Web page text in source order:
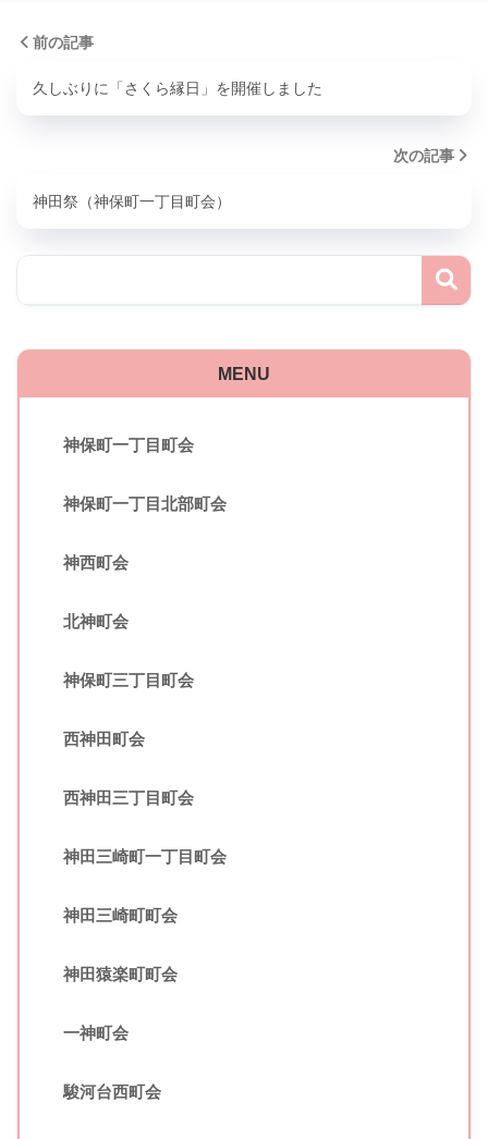
前の記事
久しぶりに「さくら縁日」を開催しました
次の記事
神田祭（神保町一丁目町会）
MENU
神保町一丁目町会
神保町一丁目北部町会
神西町会
北神町会
神保町三丁目町会
西神田町会
西神田三丁目町会
神田三崎町一丁目町会
神田三崎町町会
神田猿楽町町会
一神町会
駿河台西町会